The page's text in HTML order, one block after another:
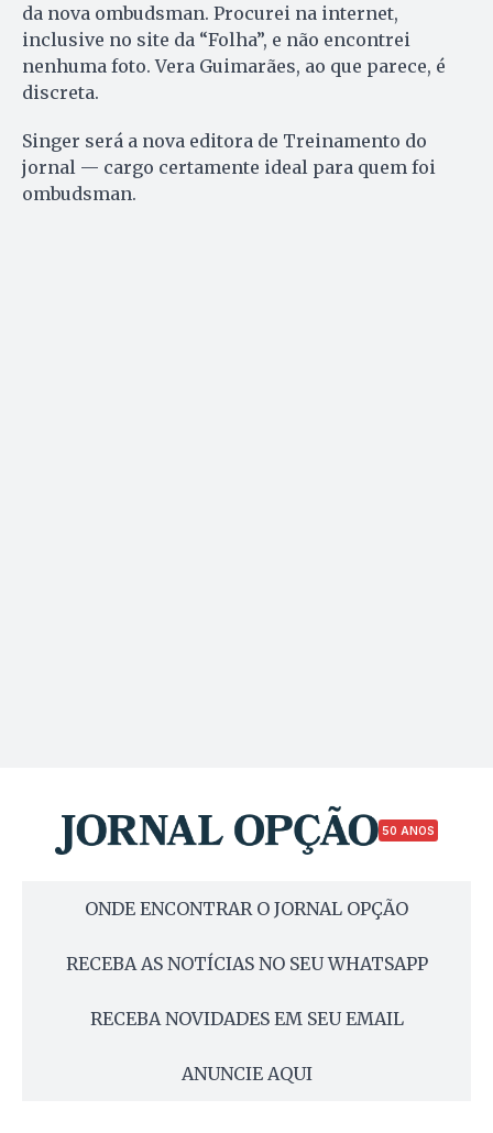
da nova ombudsman. Procurei na internet,
inclusive no site da “Folha”, e não encontrei
nenhuma foto. Vera Guimarães, ao que parece, é
discreta.
Singer será a nova editora de Treinamento do
jornal — cargo certamente ideal para quem foi
ombudsman.
50 ANOS
ONDE ENCONTRAR O JORNAL OPÇÃO
RECEBA AS NOTÍCIAS NO SEU WHATSAPP
RECEBA NOVIDADES EM SEU EMAIL
ANUNCIE AQUI